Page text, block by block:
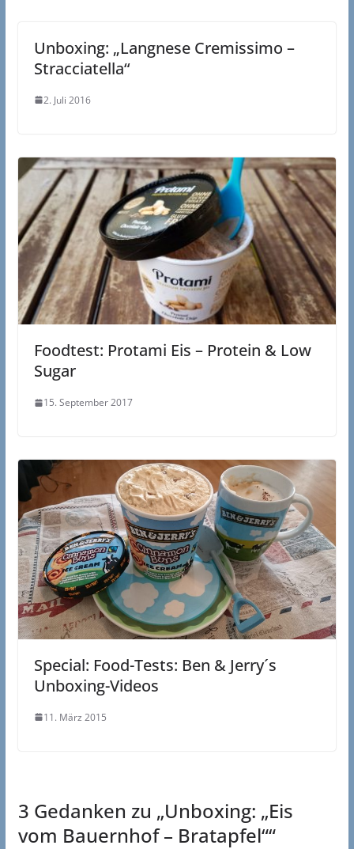
Unboxing: „Langnese Cremissimo –
Stracciatella“
2. Juli 2016
Foodtest: Protami Eis – Protein & Low
Sugar
15. September 2017
Special: Food-Tests: Ben & Jerry´s
Unboxing-Videos
11. März 2015
3 Gedanken zu „Unboxing: „Eis
vom Bauernhof – Bratapfel““